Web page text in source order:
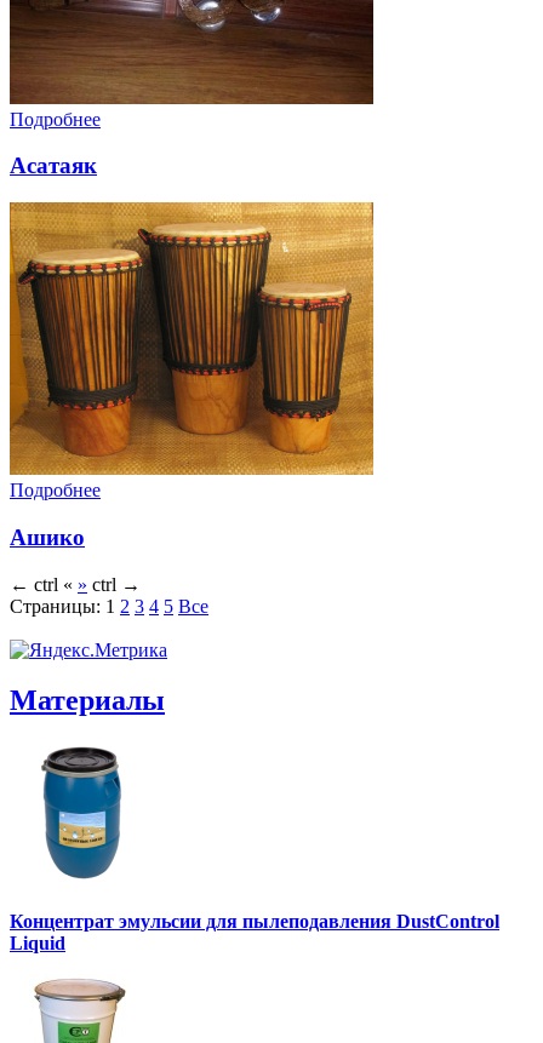
Подробнее
Асатаяк
Подробнее
Ашико
← ctrl « » ctrl →
Страницы: 1 2 3 4 5 Все
Материалы
Концентрат эмульсии для пылеподавления DustControl
Liquid